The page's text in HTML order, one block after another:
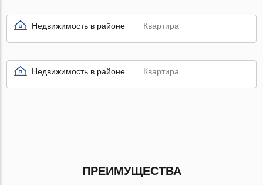
Недвижимость в районе Квартира
Недвижимость в районе Квартира
ПРЕИМУЩЕСТВА